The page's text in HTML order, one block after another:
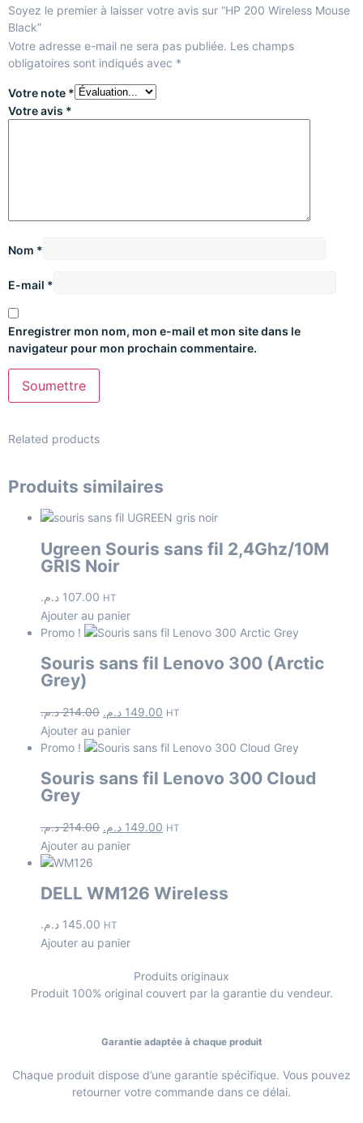
Soyez le premier à laisser votre avis sur “HP 200 Wireless Mouse
Black”
Votre adresse e-mail ne sera pas publiée. Les champs
obligatoires sont indiqués avec *
Votre note *
Votre avis *
Nom *
E-mail *
Enregistrer mon nom, mon e-mail et mon site dans le
navigateur pour mon prochain commentaire.
Related products
Produits similaires
Ugreen Souris sans fil 2,4Ghz/10M
GRIS Noir
107.00 د.م. HT
Ajouter au panier
Promo !
Souris sans fil Lenovo 300 (Arctic
Grey)
214.00 د.م. 149.00 د.م. HT
Ajouter au panier
Promo !
Souris sans fil Lenovo 300 Cloud
Grey
214.00 د.م. 149.00 د.م. HT
Ajouter au panier
DELL WM126 Wireless
145.00 د.م. HT
Ajouter au panier
Produits originaux
Produit 100% original couvert par la garantie du vendeur.
Garantie adaptée à chaque produit
Chaque produit dispose d’une garantie spécifique. Vous pouvez
retourner votre commande dans ce délai.